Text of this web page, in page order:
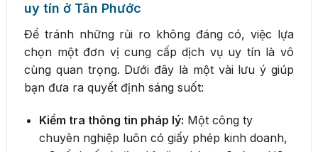
uy tín ở Tân Phước
Để tránh những rủi ro không đáng có, việc lựa
chọn một đơn vị cung cấp dịch vụ uy tín là vô
cùng quan trọng. Dưới đây là một vài lưu ý giúp
bạn đưa ra quyết định sáng suốt:
Kiểm tra thông tin pháp lý: Một công ty
chuyên nghiệp luôn có giấy phép kinh doanh,